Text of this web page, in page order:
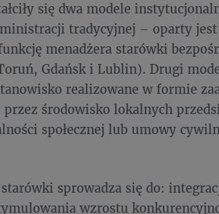
się dwa modele
tradycyjnej – oparty jest
menadżera starówki
Gdańsk i Lublin). Drugi
realizowane w formie
przez środowisko lokalnych
społecznej lub umowy
starówki sprowadza się do:
wzrostu